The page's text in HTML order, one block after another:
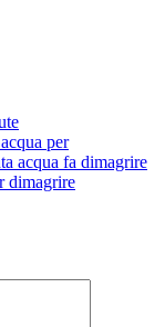
per
acqua fa dimagrire
dimagrire